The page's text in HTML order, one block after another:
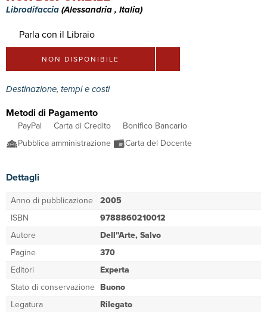
Librodifaccia(Alessandria , Italia)
Parla con il Libraio
NON DISPONIBILE
Destinazione, tempi e costi
Metodi di Pagamento
PayPal Carta di Credito
Bonifico Bancario
Pubblica amministrazione
Carta del Docente
Dettagli
Anno di pubblicazione 2005
ISBN
9788860210012
Autore
Dell''Arte, Salvo
Pagine
370
Editori
Experta
Stato di conservazione Buono
Legatura
Rilegato